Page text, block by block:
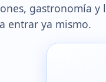
gastronomía
entrar ya mismo.